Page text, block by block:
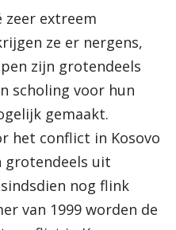
zeer extreem
ze er nergens,
zijn grotendeels
scholing voor hun
gemaakt.
het conflict in Kosovo
grotendeels uit
nog flink
van 1999 worden de